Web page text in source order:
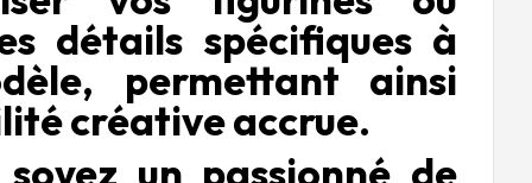
détails spécifiques à
permettant ainsi
créative accrue.
un passionné de